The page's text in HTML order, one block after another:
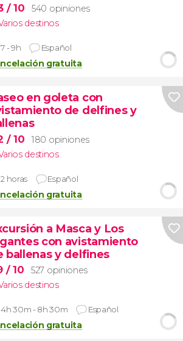
/ 10
540 opiniones
destinos
7 - 9h Español
gratuita
en goleta con
de delfines y
/ 10
180 opiniones
destinos
2 horas Español
gratuita
a Masca y Los
con avistamiento
ballenas y delfines
/ 10
527 opiniones
destinos
4h 30m - 8h 30m Español
gratuita